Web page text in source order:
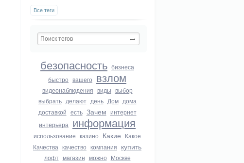
Все теги
безопасность бизнеса
быстро вашего взлом
видеонаблюдения виды выбор
выбрать делают день Дом дома
доставкой есть Зачем интернет
интерьера информация
использование казино Какие Какое
Качества качество компания купить
лофт магазин можно Москве